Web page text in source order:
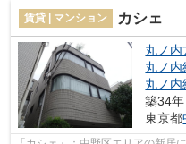
賃貸 | マンション カシェ
丸ノ内
丸ノ内
丸ノ内
築34年
東京都